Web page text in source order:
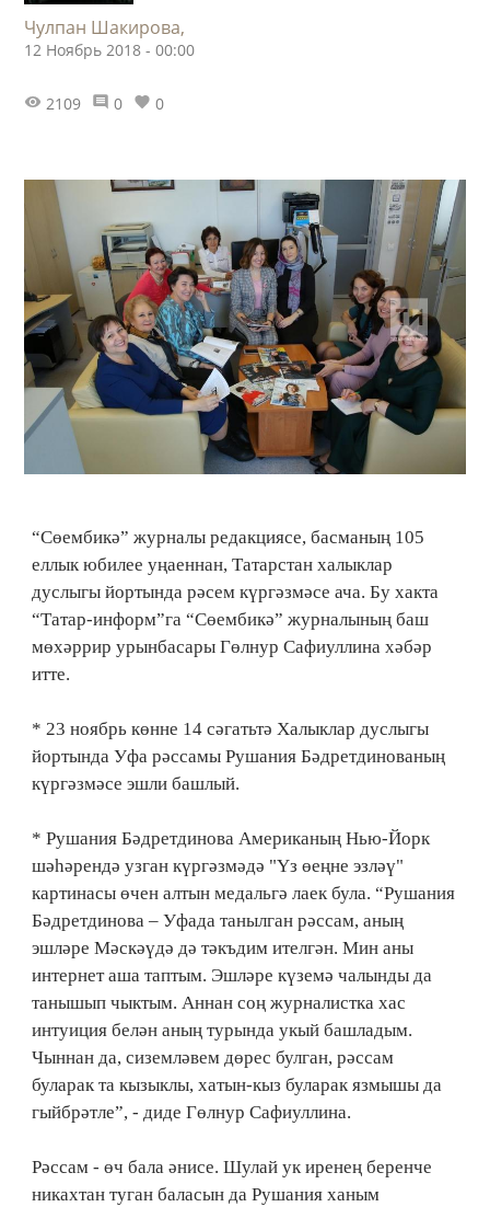
Чулпан Шакирова,
12 Ноябрь 2018 - 00:00
2109 0 0
“Сөембикә” журналы редакциясе, басманың 105
еллык юбилее уңаеннан, Татарстан халыклар
дуслыгы йортында рәсем күргәзмәсе ача. Бу хакта
“Татар-информ”га “Сөембикә” журналының баш
мөхәррир урынбасары Гөлнур Сафиуллина хәбәр
итте.
* 23 ноябрь көнне 14 сәгатьтә Халыклар дуслыгы
йортында Уфа рәссамы Рушания Бәдретдинованың
күргәзмәсе эшли башлый.
* Рушания Бәдретдинова Американың Нью-Йорк
шәһәрендә узган күргәзмәдә "Үз өеңне эзләү"
картинасы өчен алтын медальгә лаек була. “Рушания
Бәдретдинова – Уфада танылган рәссам, аның
эшләре Мәскәүдә дә тәкъдим ителгән. Мин аны
интернет аша таптым. Эшләре күземә чалынды да
танышып чыктым. Аннан соң журналистка хас
интуиция белән аның турында укый башладым.
Чыннан да, сиземләвем дөрес булган, рәссам
буларак та кызыклы, хатын-кыз буларак язмышы да
гыйбрәтле”, - диде Гөлнур Сафиуллина.
Рәссам - өч бала әнисе. Шулай ук иренең беренче
никахтан туган баласын да Рушания ханым